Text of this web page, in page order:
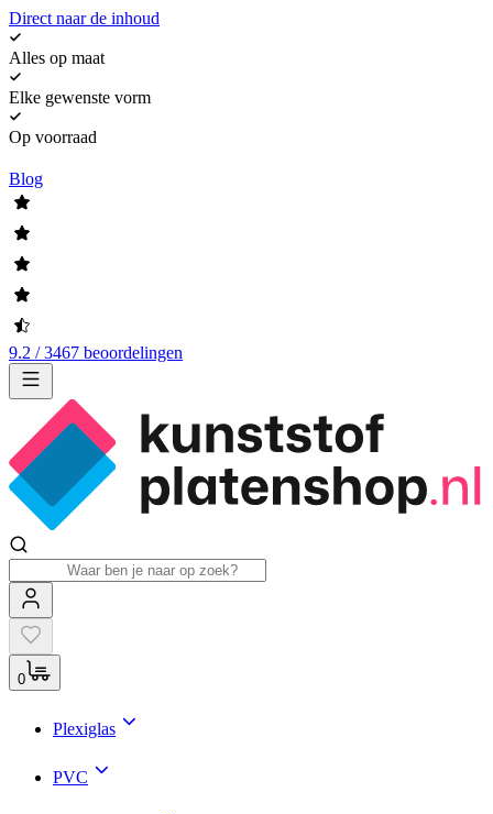
Direct naar de inhoud
Alles op maat
Elke gewenste vorm
Op voorraad
Blog
9.2 / 3467 beoordelingen
0
Plexiglas
PVC